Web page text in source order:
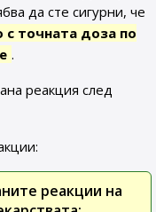
да сте сигурни, че
с точната доза по
.
реакция след
реакции на